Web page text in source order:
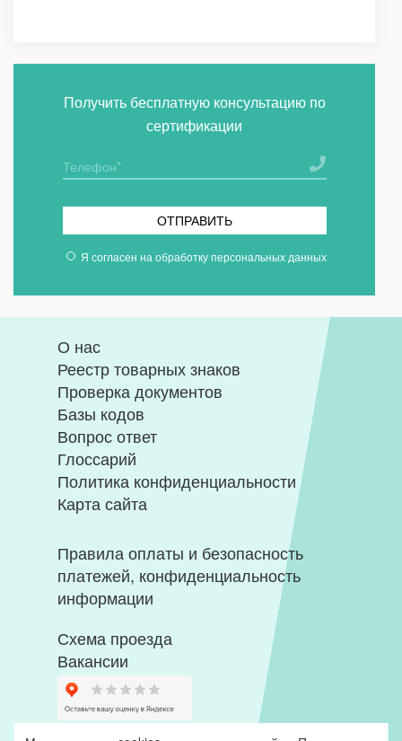
Получить бесплатную консультацию по
сертификации
ОТПРАВИТЬ
Я согласен на обработку персональных данных
О нас
Реестр товарных знаков
Проверка документов
Базы кодов
Вопрос ответ
Глоссарий
Политика конфиденциальности
Карта сайта
Правила оплаты и безопасность
платежей, конфиденциальность
информации
Схема проезда
Вакансии